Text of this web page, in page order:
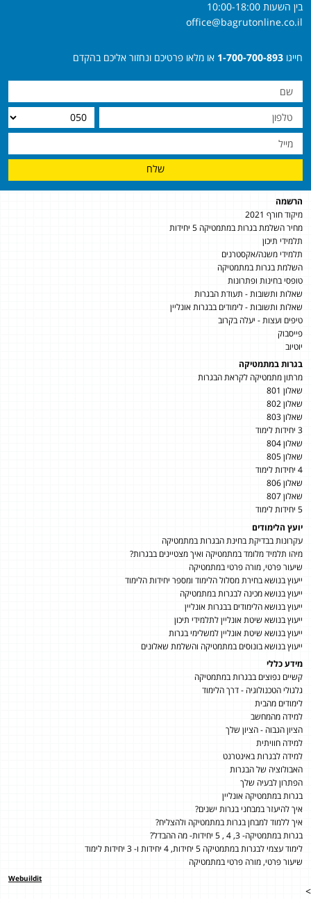
בין השעות 10:00-18:00
office@bagrutonline.co.il
חייגו 1-700-700-893 או מלאו פרטיכם ונחזור אליכם בהקדם
שלח
הרשמה
מיקוד חורף 2021
מחיר השלמת בגרות במתמטיקה 5 יחידות
תלמידי תיכון
תלמידי משנה/אקסטרנים
השלמת בגרות במתמטיקה
טופסי בחינות ופתרונות
שאלות ותשובות - תעודת הבגרות
שאלות ותשובות - לימודים בבגרות אונליין
טיפים ועצות - יעלה בקרוב
פייסבוק
יוטיוב
בגרות במתמטיקה
מרתון מתמטיקה לקראת הבגרות
שאלון 801
שאלון 802
שאלון 803
3 יחידות לימוד
שאלון 804
שאלון 805
4 יחידות לימוד
שאלון 806
שאלון 807
5 יחידות לימוד
יועץ הלימודים
עקרונות בבדיקת בחינת הבגרות במתמטיקה
מיהו תלמיד מלומד במתמטיקה ואיך מצטיינים בבגרות?
שיעור פרטי, מורה פרטי במתמטיקה
ייעוץ בנושא בחירת מסלול הלימוד ומספר יחידות הלימוד
ייעוץ בנושא מכינה לבגרות במתמטיקה
ייעוץ בנושא הלימודים בבגרות אונליין
ייעוץ בנושא שיטת אונליין לתלמידי תיכון
ייעוץ בנושא שיטת אונליין למשלימי בגרות
ייעוץ בנושא בונוסים במתמטיקה והשלמת שאלונים
מידע כללי
קשיים נפוצים בבגרות במתמטיקה
גלגולי הטכנולוגיה - דרך הלימוד
לימודים מהבית
למידה מהמחשב
הציון הגבוה - הציון שלך
למידה חוויתית
למידה לבגרות באינטרנט
האבולוציה של הבגרות
הפתרון לבעיה שלך
בגרות במתמטיקה אונליין
איך להיעזר במבחני בגרות ישנים?
איך ללמוד למבחן בגרות במתמטיקה ולהצליח?
בגרות במתמטיקה- 3, 4 , 5 יחידות- מה ההבדל?
לימוד עצמי לבגרות במתמטיקה 5 יחידות, 4 יחידות ו- 3 יחידות לימוד
שיעור פרטי, מורה פרטי במתמטיקה
Webuildit
>